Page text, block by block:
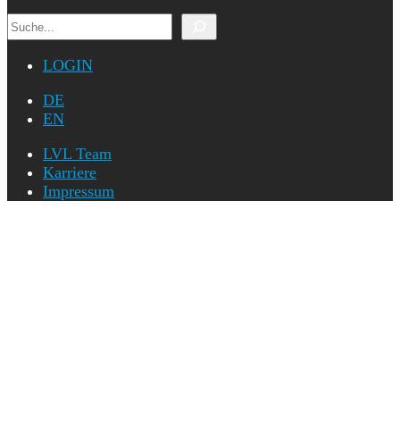
Suchen
LOGIN
DE
EN
LVL Team
Karriere
Impressum